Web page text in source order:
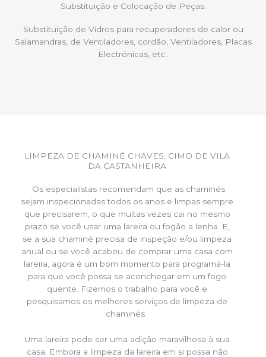
Substituição e Colocação de Peças:
Substituição de Vidros para recuperadores de calor ou
Salamandras, de Ventiladores, cordão, Ventiladores, Placas
Electrónicas, etc..
LIMPEZA DE CHAMINÉ CHAVES, CIMO DE VILA
DA CASTANHEIRA
Os especialistas recomendam que as chaminés
sejam inspecionadas todos os anos e limpas sempre
que precisarem, o que muitas vezes cai no mesmo
prazo se você usar uma lareira ou fogão a lenha. E,
se a sua chaminé precisa de inspeção e/ou limpeza
anual ou se você acabou de comprar uma casa com
lareira, agora é um bom momento para programá-la
para que você possa se aconchegar em um fogo
quente. Fizemos o trabalho para você e
pesquisamos os melhores serviços de limpeza de
chaminés.
Uma lareira pode ser uma adição maravilhosa à sua
casa. Embora a limpeza da lareira em si possa não